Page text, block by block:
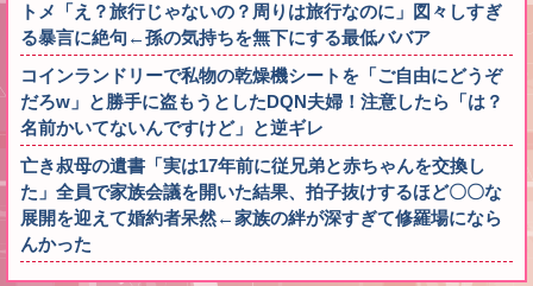
トメ「え？旅行じゃないの？周りは旅行なのに」図々しすぎ
る暴言に絶句←孫の気持ちを無下にする最低ババア
コインランドリーで私物の乾燥機シートを「ご自由にどうぞ
だろw」と勝手に盗もうとしたDQN夫婦！注意したら「は？
名前かいてないんですけど」と逆ギレ
亡き叔母の遺書「実は17年前に従兄弟と赤ちゃんを交換し
た」全員で家族会議を開いた結果、拍子抜けするほど〇〇な
展開を迎えて婚約者呆然←家族の絆が深すぎて修羅場になら
んかった